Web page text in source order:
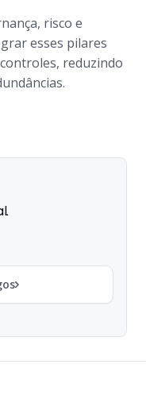
risco e
esses pilares
reduzindo